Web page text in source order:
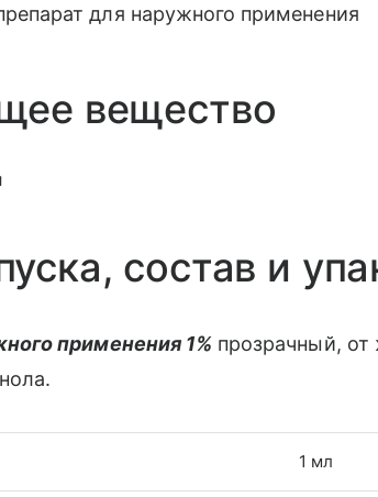
для наружного применения
вещество
состав и
применения 1% прозрачный, от
1 мл